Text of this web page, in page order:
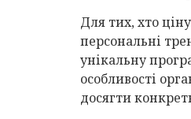
Для тих, хто
персональні
унікальну
особливості
досягти